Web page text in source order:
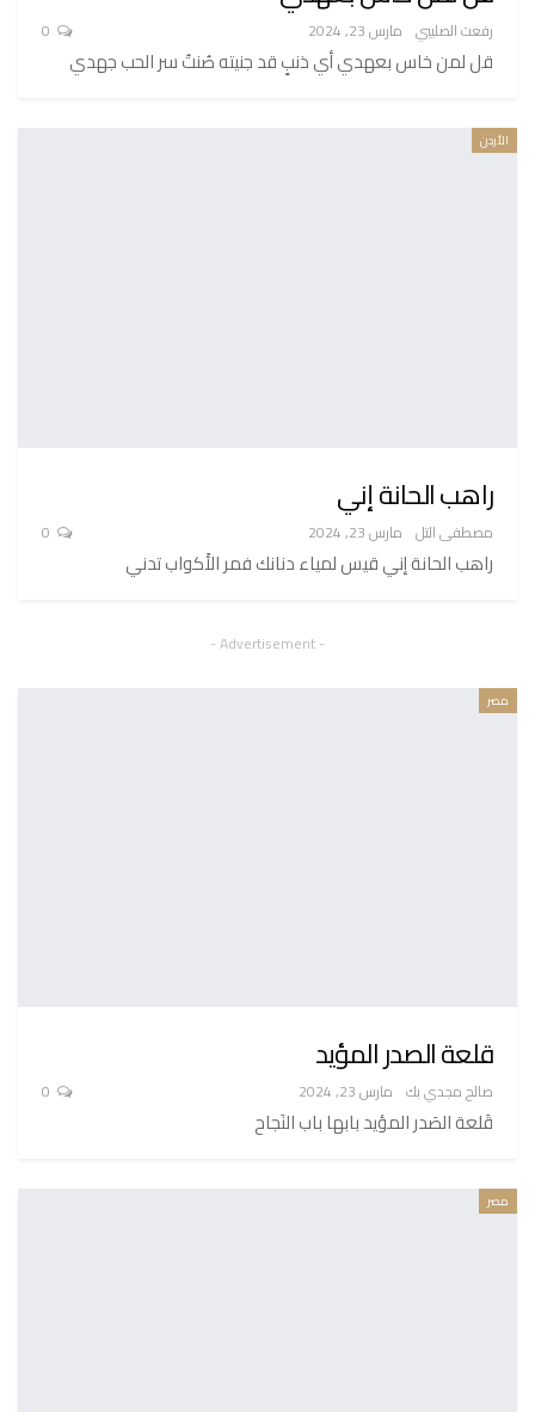
رفعت الصليبي مارس 23, 2024
قل لمن خاس بعهدي أي ذنبٍ قد جنيته صُنتُ سر الحب جهدي
الأردن
راهب الحانة إني
مصطفى التل مارس 23, 2024
راهب الحانة إني قيس لمياء دنانك فمر الأَكواب تدني
- Advertisement -
مصر
قلعة الصدر المؤيد
صالح مجدي بك مارس 23, 2024
قَلعة الصَدر المؤيد بابها باب النَجاح
مصر